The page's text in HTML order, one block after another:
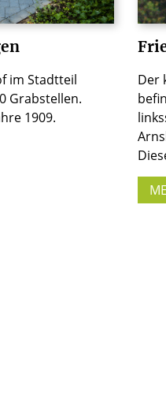
im Stadtteil
Grabstellen.
1909.
Der